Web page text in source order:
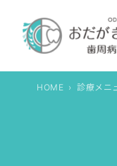
ス
HOME 診療メニ